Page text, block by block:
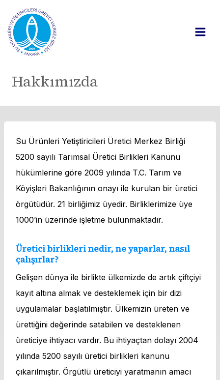
content
Hakkımızda
Su Ürünleri Yetiştiricileri Üretici Merkez Birliği
5200 sayılı Tarımsal Üretici Birlikleri Kanunu
hükümlerine göre 2009 yılında T.C. Tarım ve
Köyişleri Bakanlığının onayı ile kurulan bir üretici
örgütüdür. 21 birliğimiz üyedir. Birliklerimize üye
1000’in üzerinde işletme bulunmaktadır.
Üretici birlikleri nedir, ne yaparlar, nasıl
çalışırlar?
Gelişen dünya ile birlikte ülkemizde de artık çiftçiyi
kayıt altına almak ve desteklemek için bir dizi
uygulamalar başlatılmıştır. Ülkemizin üreten ve
ürettiğini değerinde satabilen ve desteklenen
üreticiye ihtiyacı vardır. Bu ihtiyaçtan dolayı 2004
yılında 5200 sayılı üretici birlikleri kanunu
çıkarılmıştır. Örgütlü üreticiyi yaratmanın amacı